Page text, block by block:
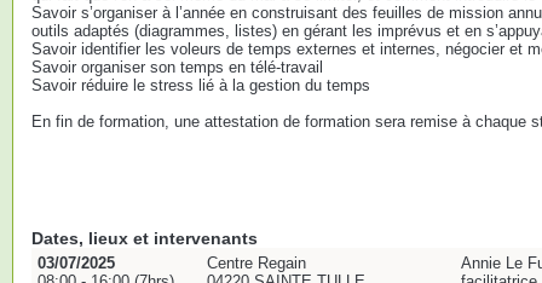
Savoir s’organiser à l’année en construisant des feuilles de mission
outils adaptés (diagrammes, listes) en gérant les imprévus et en
Savoir identifier les voleurs de temps externes et internes, négocier et
Savoir organiser son temps en télé-travail
Savoir réduire le stress lié à la gestion du temps
En fin de formation, une attestation de formation sera remise à chaque
Dates, lieux et intervenants
03/07/2025
Centre Regain
Annie Le